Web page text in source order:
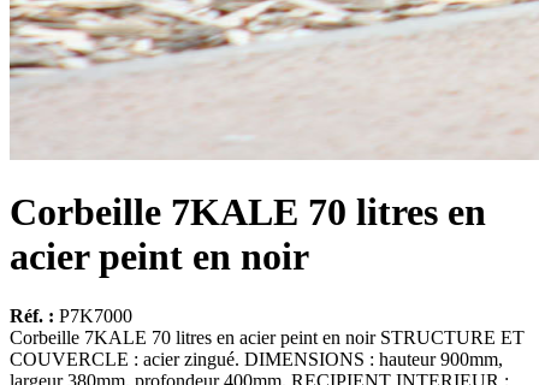
Corbeille 7KALE 70 litres en
acier peint en noir
Réf. : P7K7000
Corbeille 7KALE 70 litres en acier peint en noir STRUCTURE ET
COUVERCLE : acier zingué. DIMENSIONS : hauteur 900mm,
largeur 380mm, profondeur 400mm. RECIPIENT INTERIEUR :